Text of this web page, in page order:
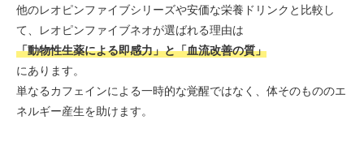
他のレオピンファイブシリーズや安価な栄養ドリンクと比較し
て、レオピンファイブネオが選ばれる理由は
「動物性生薬による即感力」と「血流改善の質」
にあります。
単なるカフェインによる一時的な覚醒ではなく、体そのもののエ
ネルギー産生を助けます。